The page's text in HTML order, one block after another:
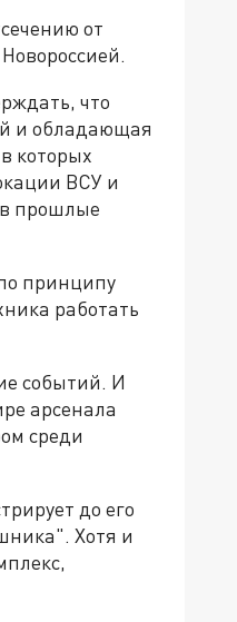
от
что
и обладающая
которых
ВСУ и
в прошлые
принципу
работать
событий. И
арсенала
среди
до его
Хотя и